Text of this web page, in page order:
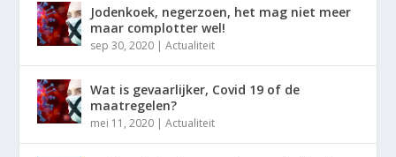
Jodenkoek, negerzoen, het mag niet meer
maar complotter wel!
sep 30, 2020 |Actualiteit
Wat is gevaarlijker, Covid 19 of de
maatregelen?
mei 11, 2020 |Actualiteit